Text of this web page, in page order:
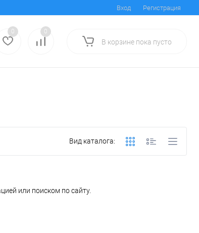
Вход Регистрация
0 0
В корзине пока пусто
Вид каталога:
или поиском по сайту.